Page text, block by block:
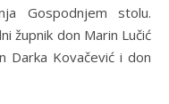
Gospodnjem stolu.
župnik don Marin Lučić
Darka Kovačević i don